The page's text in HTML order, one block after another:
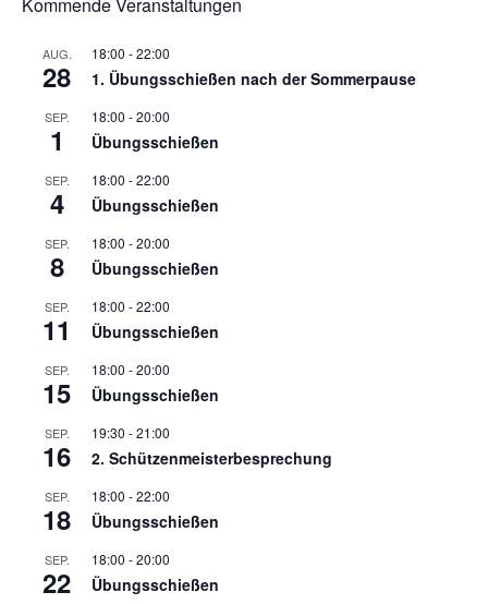
AUG.
28
18:00 -22:00
1. Übungsschießen nach der Sommerpause
SEP.
1
18:00 -20:00
Übungsschießen
SEP.
4
18:00 -22:00
Übungsschießen
SEP.
8
18:00 -20:00
Übungsschießen
SEP.
11
18:00 -22:00
Übungsschießen
SEP.
15
18:00 -20:00
Übungsschießen
SEP.
16
19:30 -21:00
2. Schützenmeisterbesprechung
SEP.
18
18:00 -22:00
Übungsschießen
SEP.
22
18:00 -20:00
Übungsschießen